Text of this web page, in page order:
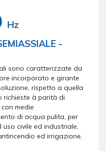
Hz
-
sono caratterizzate da
incorporato e girante
rispetto a quella
richieste à parità di
medie
di acqua pulita, per
civile ed industriale,
ed irrigazione,